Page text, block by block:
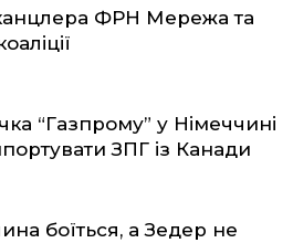
ФРН Мережа та
“Газпрому” у Німеччині
ЗПГ із Канади
боїться, а Зедер не